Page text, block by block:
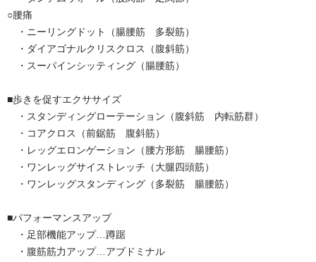
○腰痛
・ニーリングドット（腸腰筋 多裂筋）
・ダイアゴナルクリスクロス（腹斜筋）
・スーパインシッティング（腸腰筋）
■歩きを促すエクササイズ
・スタンディングローテーション（腹斜筋 内転筋群）
・コアクロス（前鋸筋 腹斜筋）
・レッグエロンゲーション（腰方形筋 腸腰筋）
・ワンレッグサイストレッチ（大腿四頭筋）
・ワンレッグスタンディング（多裂筋 腸腰筋）
■パフォーマンスアップ
・足部機能アップ…蹲踞
・腹筋筋力アップ…アブドミナル